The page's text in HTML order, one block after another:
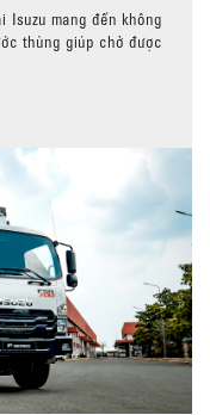
mang đến không
thùng giúp chở được